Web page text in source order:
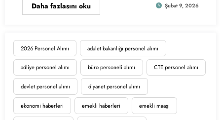
2026 Personel Alımı adalet bakanlığı personel alımı
adliye personel alımı büro personeli alımı CTE personel alımı
devlet personel alımı diyanet personel alımı
ekonomi haberleri emekli haberleri emekli maaşı
Daha fazlasını oku Şubat 9, 2026